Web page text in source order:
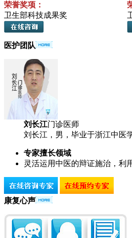
荣誉奖项：
卫生部科技成果奖
医护团队
刘长江门诊医师
刘长江，男，毕业于浙江中医
专家擅长领域
灵活运用中医的辩证施治，利
康复心声